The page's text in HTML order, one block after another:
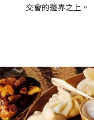
交會的邊界之上。